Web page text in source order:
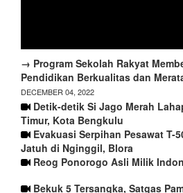
→ Program Sekolah Rakyat
Pendidikan Berkualitas dan
DECEMBER 04, 2022
Detik-detik Si Jago Merah
Timur, Kota Bengkulu
Evakuasi Serpihan Pesawat T-
Jatuh di Nginggil, Blora
Reog Ponorogo Asli Milik
Bekuk 5 Tersangka, Satgas